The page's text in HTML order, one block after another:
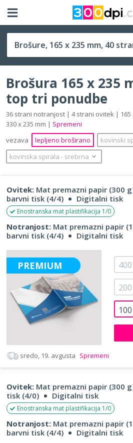
165 x 235 mm
Išči
Brošura 165 x 235
top tri ponudbe
36 strani notranjost | 4 strani ovitek |
330 x 235 mm | Spremeni
vezava
lepljeno broširano
kovinski
kovinska spirala ‐ srebrna
Ovitek: Mat premazni papir (300
barvni tisk (4/4)
Digitalni tisk
Enostranska mat plastifikacija 1/0
Notranjost: Mat premazni papir
barvni tisk (4/4)
Digitalni tisk
PREMIUM
100
200
400
sredo, 19. avgusta Spremeni
Ovitek: Mat premazni papir (300
tisk (4/0)
Digitalni tisk
Enostranska mat plastifikacija 1/0
Notranjost: Mat premazni papir
barvni tisk (4/4)
Digitalni tisk